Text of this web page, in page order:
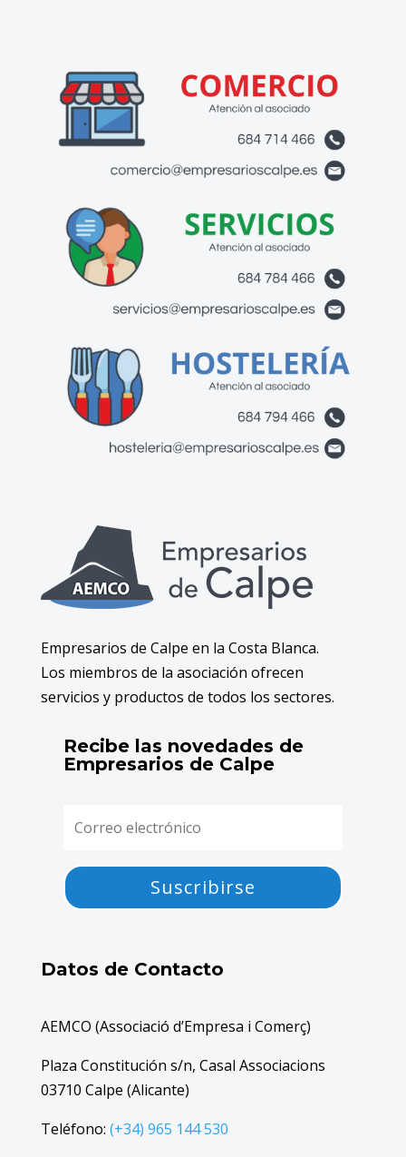
Empresarios de Calpe en la Costa Blanca.
Los miembros de la asociación ofrecen
servicios y productos de todos los sectores.
Recibe las novedades de
Empresarios de Calpe
Suscribirse
Datos de Contacto
AEMCO (Associació d’Empresa i Comerç)
Plaza Constitución s/n, Casal Associacions
03710 Calpe (Alicante)
Teléfono: (+34) 965 144 530